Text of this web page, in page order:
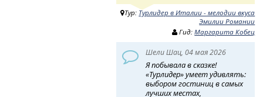
Тур: Турлидер в Италии - мелодии вкуса
Эмилии Романии
Гид:Маргарита Кобец
Шели Шац, 04 мая 2026
Я побывала в сказке!
«Турлидер» умеет удивлять:
выбором гостиниц в самых
лучших местах,